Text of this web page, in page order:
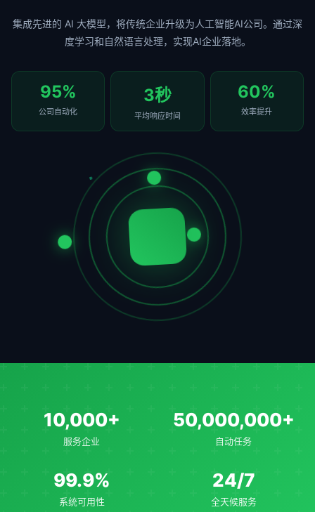
集成先进的 AI 大模型，将传统企业升级为人工智能AI公司。通过深
度学习和自然语言处理，实现AI企业落地。
95%
公司自动化
3秒
平均响应时间
60%
效率提升
10,000+
服务企业
50,000,000+
自动任务
99.9%
系统可用性
24/7
全天候服务